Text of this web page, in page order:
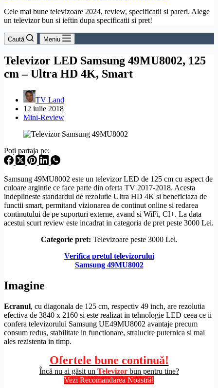
Cele mai bune televizoare 2024, review, specificatii si pareri. Alege
un televizor bun si ieftin dupa specificatii si pret!
Caută Meniu
Televizor LED Samsung 49MU8002, 125
cm – Ultra HD 4K, Smart
TV Land
12 iulie 2018
Mini-Review
Poți partaja pe:
Samsung 49MU8002 este un televizor LED de 125 cm cu aspect de
culoare argintie ce face parte din oferta TV 2017-2018. Acesta
indeplineste standardul de rezolutie Ultra HD 4K si beneficiaza de
functii smart, permitand vizionarea de continut online si redarea
continutului de pe suporturi externe, avand si WiFi, CI+. La data
acestui scurt review este incadrat in categoria de pret peste 3000 Lei.
Categorie pret: Televizoare peste 3000 Lei.
Verifica pretul televizorului
Samsung 49MU8002
Imagine
Ecranul, cu diagonala de 125 cm, respectiv 49 inch, are rezolutia
efectiva de 3840 x 2160 si este realizat in tehnologie LED ceea ce ii
confera televizorului Samsung UE49MU8002 avantaje precum
consum redus, stabilitate in functionare, stralucire puternica si mai
ales rezistenta in timp.
Ofertele bune continuă!
Încă nu ai găsit un Televizor bun pentru tine?
Vezi Recomandarea Noastră!